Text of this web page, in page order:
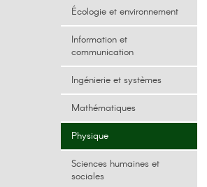
Écologie et environnement
Information et
communication
Ingénierie et systèmes
Mathématiques
Physique
Sciences humaines et
sociales